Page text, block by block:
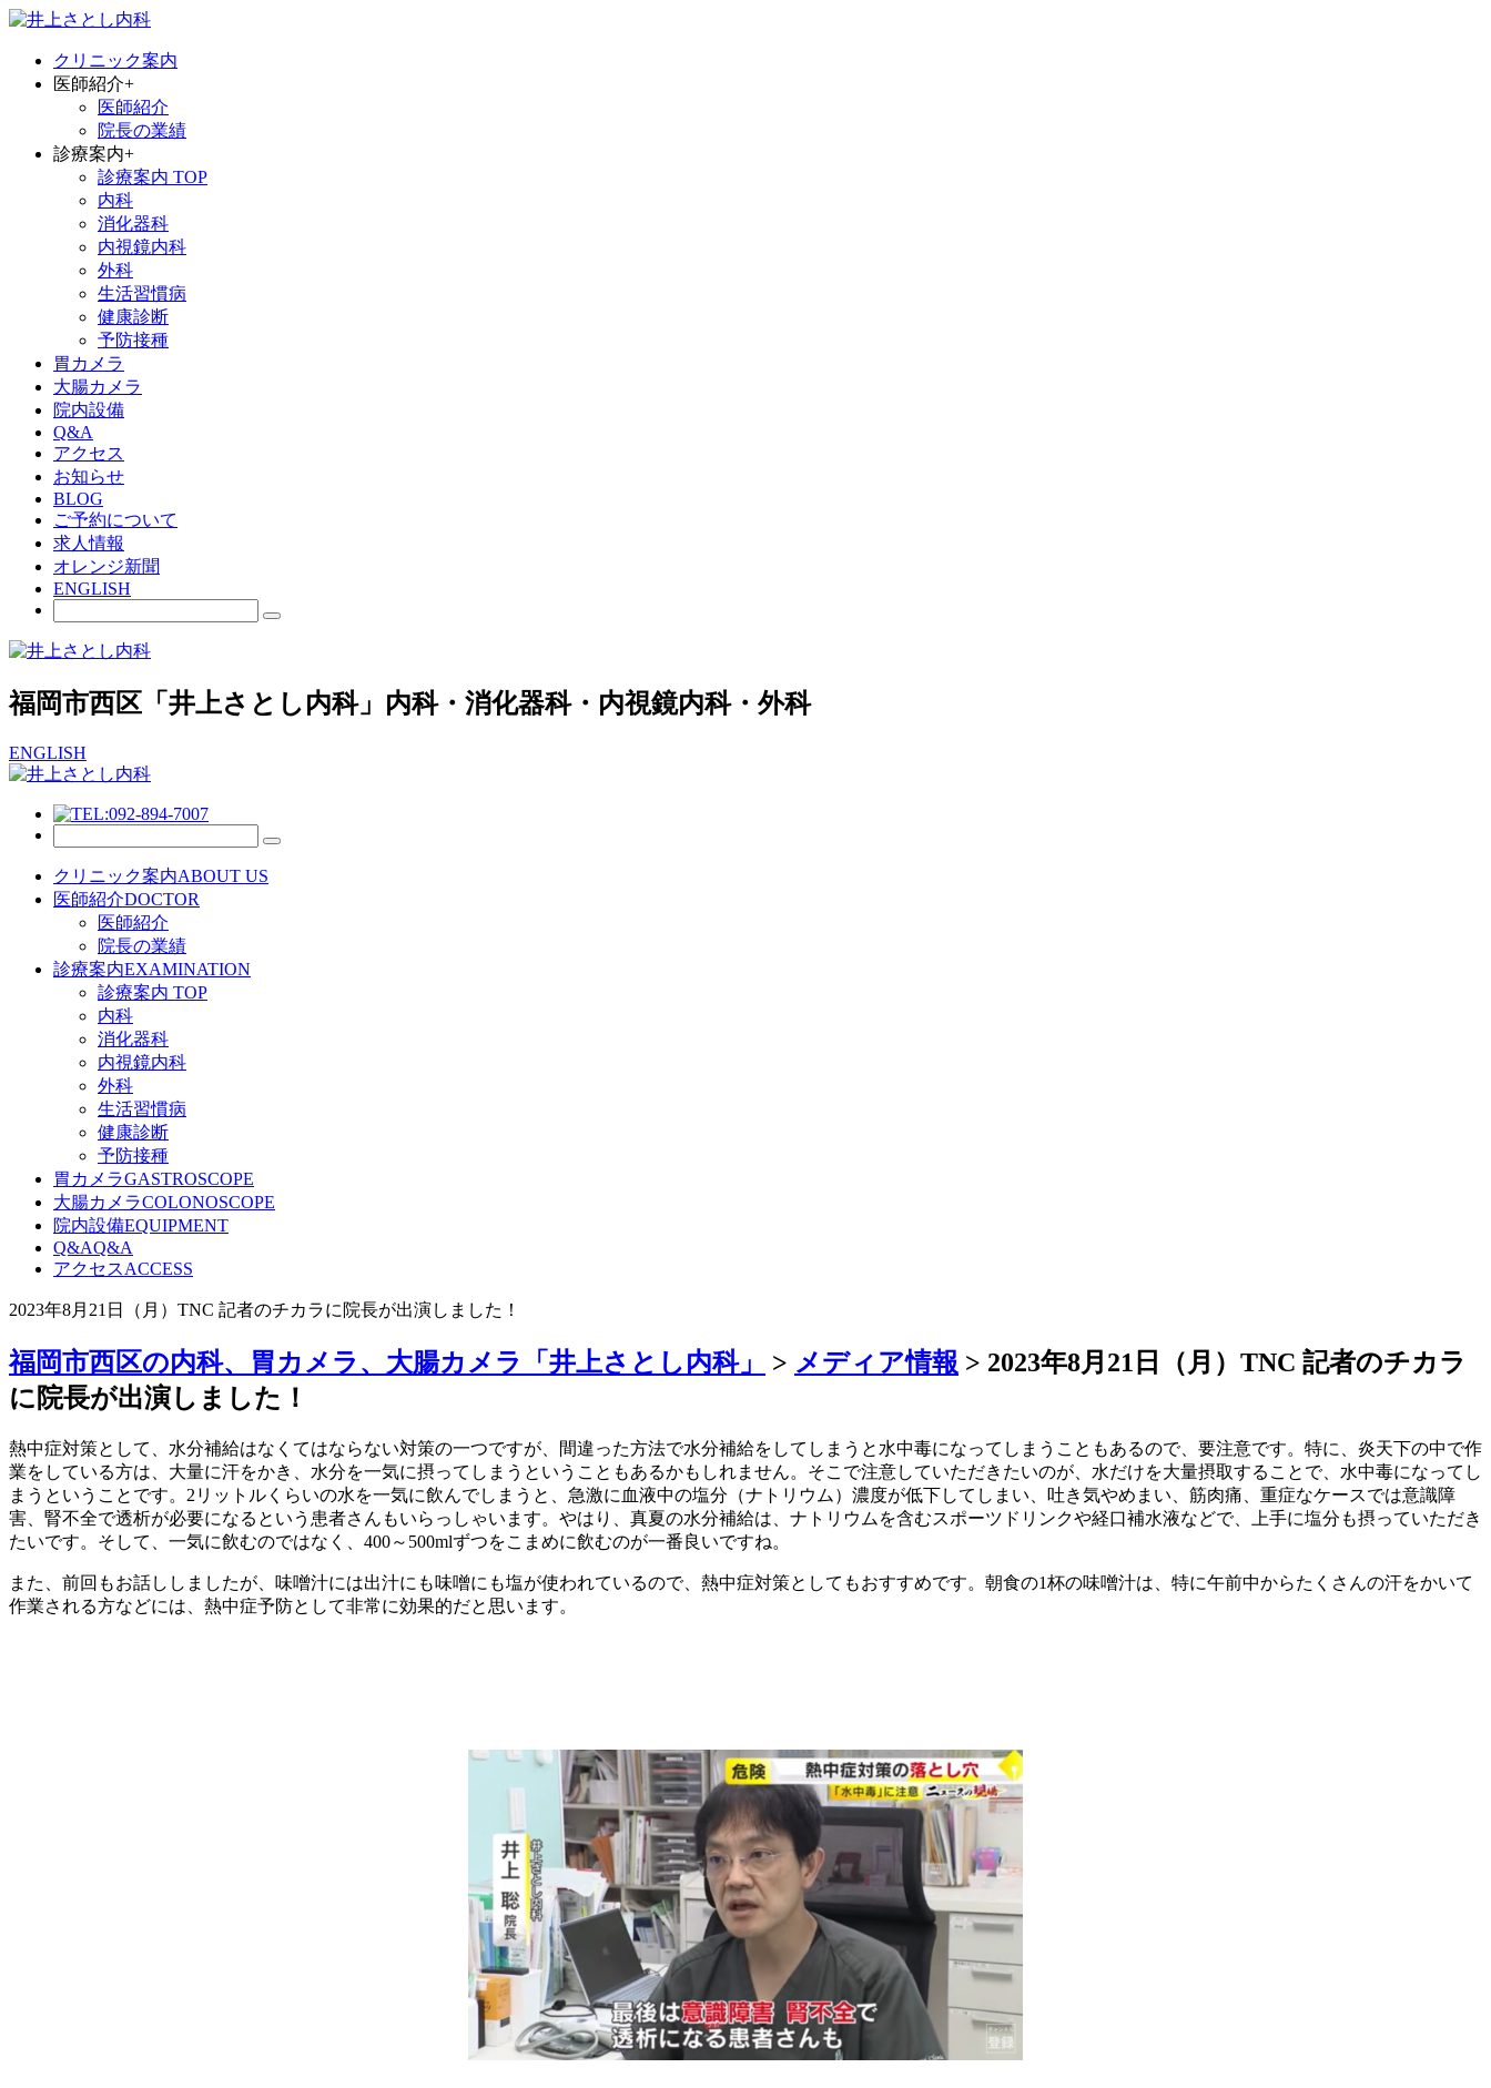
クリニック案内
医師紹介+
医師紹介
院長の業績
診療案内+
診療案内 TOP
内科
消化器科
内視鏡内科
外科
生活習慣病
健康診断
予防接種
胃カメラ
大腸カメラ
院内設備
Q&A
アクセス
お知らせ
BLOG
ご予約について
求人情報
オレンジ新聞
ENGLISH
福岡市西区「井上さとし内科」内科・消化器科・内視鏡内科・外科
ENGLISH
クリニック案内ABOUT US
医師紹介DOCTOR
医師紹介
院長の業績
診療案内EXAMINATION
診療案内 TOP
内科
消化器科
内視鏡内科
外科
生活習慣病
健康診断
予防接種
胃カメラGASTROSCOPE
大腸カメラCOLONOSCOPE
院内設備EQUIPMENT
Q&AQ&A
アクセスACCESS
2023年8月21日（月）TNC 記者のチカラに院長が出演しました！
福岡市西区の内科、胃カメラ、大腸カメラ「井上さとし内科」 > メディア情報 > 2023年8月21日（月）TNC 記者のチカラ
に院長が出演しました！
熱中症対策として、水分補給はなくてはならない対策の一つですが、間違った方法で水分補給をしてしまうと水中毒になってしまうこともあるので、要注意です。特に、炎天下の中で作
業をしている方は、大量に汗をかき、水分を一気に摂ってしまうということもあるかもしれません。そこで注意していただきたいのが、水だけを大量摂取することで、水中毒になってし
まうということです。2リットルくらいの水を一気に飲んでしまうと、急激に血液中の塩分（ナトリウム）濃度が低下してしまい、吐き気やめまい、筋肉痛、重症なケースでは意識障
害、腎不全で透析が必要になるという患者さんもいらっしゃいます。やはり、真夏の水分補給は、ナトリウムを含むスポーツドリンクや経口補水液などで、上手に塩分も摂っていただき
たいです。そして、一気に飲むのではなく、400～500mlずつをこまめに飲むのが一番良いですね。
また、前回もお話ししましたが、味噌汁には出汁にも味噌にも塩が使われているので、熱中症対策としてもおすすめです。朝食の1杯の味噌汁は、特に午前中からたくさんの汗をかいて
作業される方などには、熱中症予防として非常に効果的だと思います。